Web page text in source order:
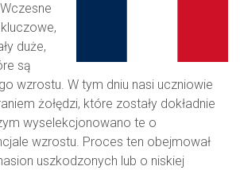
duże,
są
wzrostu. W tym dniu nasi uczniowie
żołędzi, które zostały dokładnie
wyselekcjonowano te o
wzrostu. Proces ten obejmował
uszkodzonych lub o niskiej